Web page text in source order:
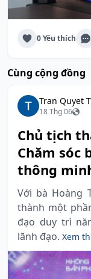
0 Yêu thích
Cùng cộng đồng
Tran Quyet
18 Thg 06
Chủ tịch
Chăm sóc
thông
Với bà Hoàng
thành một
đạo duy trì
lãnh đạo. Xem